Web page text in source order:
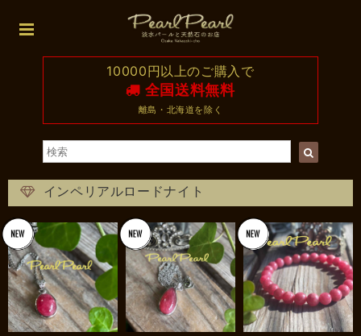
10000円以上のご購入で
全国送料無料
離島・北海道を除く
インペリアルロードナイト